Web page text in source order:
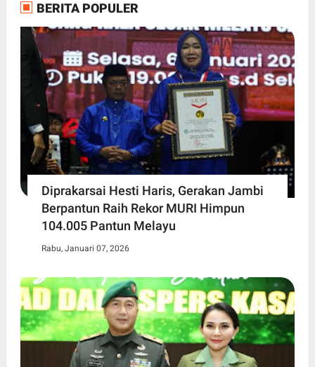
BERITA POPULER
Diprakarsai Hesti Haris, Gerakan Jambi
Berpantun Raih Rekor MURI Himpun
104.005 Pantun Melayu
Rabu, Januari 07, 2026